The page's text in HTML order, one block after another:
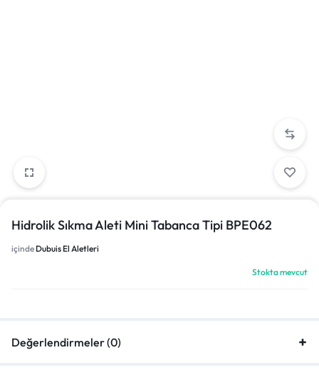
Hidrolik Sıkma Aleti Mini Tabanca Tipi BPE062
içinde Dubuis El Aletleri
Stokta mevcut
Değerlendirmeler (0)